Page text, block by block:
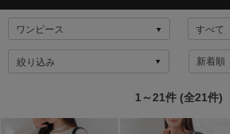
絞り込み
1～21件 (全21件)